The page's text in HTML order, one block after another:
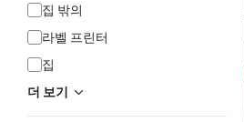
집 밖의
라벨 프린터
집
더 보기